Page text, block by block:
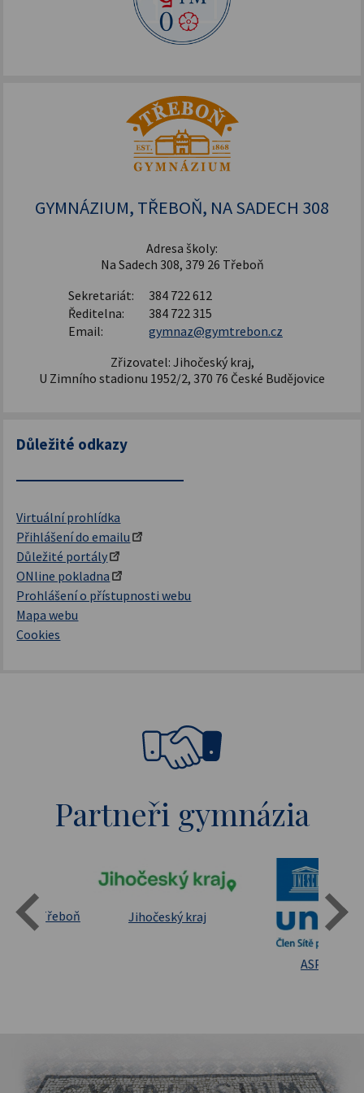
GYMNÁZIUM, TŘEBOŇ, NA SADECH 308
Adresa školy:
Na Sadech 308, 379 26 Třeboň
Sekretariát:
384 722 612
Ředitelna:
384 722 315
Email:
gymnaz@gymtrebon.cz
Zřizovatel: Jihočeský kraj,
U Zimního stadionu 1952/2, 370 76 České Budějovice
Důležité odkazy
Virtuální prohlídka
Přihlášení do emailu
Důležité portály
ONline pokladna
Prohlášení o přístupnosti webu
Mapa webu
Cookies
Partneři gymnázia
Státní oblastní archív Třeboň Jihočeský kraj